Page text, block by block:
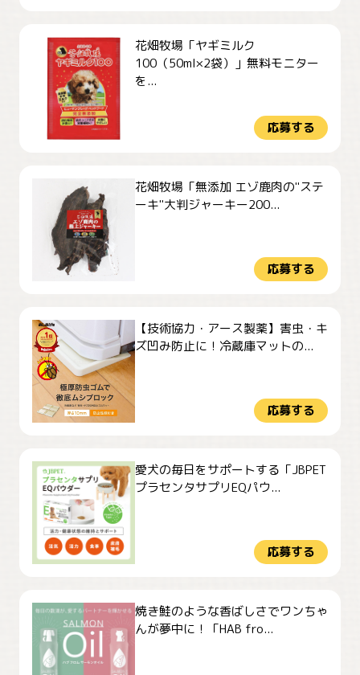
花畑牧場「ヤギミルク
100（50ml×2袋）」無料モニター
を...
応募する
花畑牧場「無添加 エゾ鹿肉の"ステ
ーキ"大判ジャーキー200...
応募する
【技術協力・アース製薬】害虫・キ
ズ凹み防止に！冷蔵庫マットの...
応募する
愛犬の毎日をサポートする「JBPET
プラセンタサプリEQパウ...
応募する
焼き鮭のような香ばしさでワンちゃ
んが夢中に！「HAB fro...